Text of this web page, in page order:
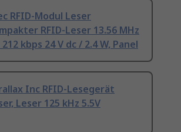
RFID-Modul Leser
RFID-Leser 13.56 MHz
212 kbps 24 V dc / 2.4 W, Panel
Inc RFID-Lesegerät
Leser 125 kHz 5.5V